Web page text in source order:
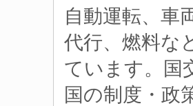
自動運転、車
代行、燃料な
ています。国
国の制度・政